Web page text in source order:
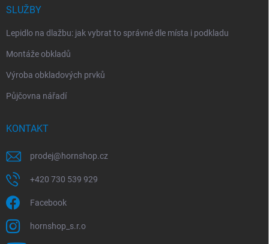
SLUŽBY
Lepidlo na dlažbu: jak vybrat to správné dle místa i podkladu
Montáže obkladů
Výroba obkladových prvků
Půjčovna nářadí
KONTAKT
prodej@hornshop.cz
+420 730 539 929
Facebook
hornshop_s.r.o